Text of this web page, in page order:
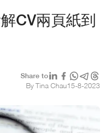
CV兩頁紙到
Share to
By Tina Chau15-8-2023